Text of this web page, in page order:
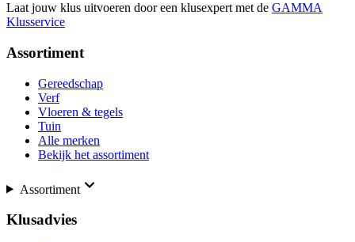
Laat jouw klus uitvoeren door een klusexpert met de GAMMA
Klusservice
Assortiment
Gereedschap
Verf
Vloeren & tegels
Tuin
Alle merken
Bekijk het assortiment
Assortiment
Klusadvies